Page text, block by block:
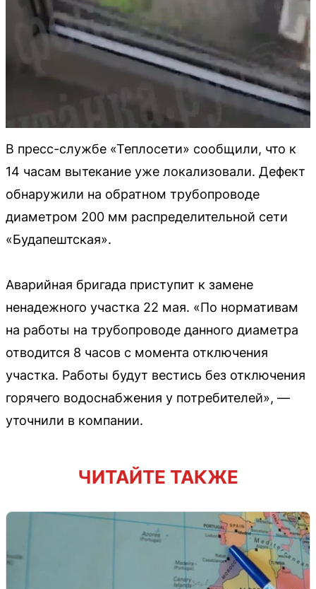
В пресс-службе «Теплосети» сообщили, что к
14 часам вытекание уже локализовали. Дефект
обнаружили на обратном трубопроводе
диаметром 200 мм распределительной сети
«Будапештская».
Аварийная бригада приступит к замене
ненадежного участка 22 мая. «По нормативам
на работы на трубопроводе данного диаметра
отводится 8 часов с момента отключения
участка. Работы будут вестись без отключения
горячего водоснабжения у потребителей», —
уточнили в компании.
ЧИТАЙТЕ ТАКЖЕ